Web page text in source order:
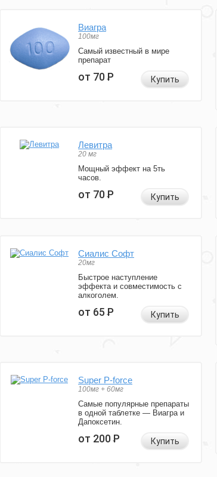
Виагра
100мг
Самый известный в мире
препарат
от 70Р Купить
Левитра
20 мг
Мощный эффект на 5ть
часов.
от 70Р Купить
Сиалис Софт
20мг
Быстрое наступление
эффекта и совместимость с
алкоголем.
от 65Р Купить
Super P-force
100мг + 60мг
Самые популярные препараты
в одной таблетке — Виагра и
Дапоксетин.
от 200Р Купить